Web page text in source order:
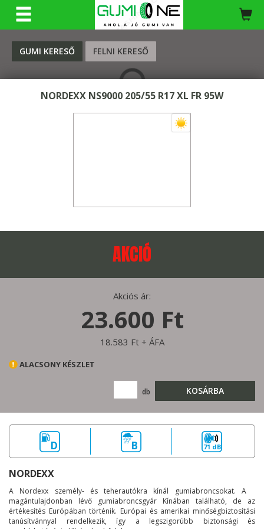
GUMI KERESŐ FELNI KERESŐ
KERESÉS
NORDEXX NS9000 205/55 R17 XL FR 95W
AKCIÓ
Akciós ár:
23.600 Ft
18.583 Ft + ÁFA
ALACSONY KÉSZLET
db KOSÁRBA
D B 71 dB
NORDEXX
A Nordexx személy- és teherautókra kínál gumiabroncsokat. A
magántulajdonban lévő gumiabroncsgyár Kínában található, de az
értékesítés Európában történik. Európai és amerikai minőségbiztosítási
tanúsítvánnyal rendelkezik, így a legszigorúbb biztonsági és